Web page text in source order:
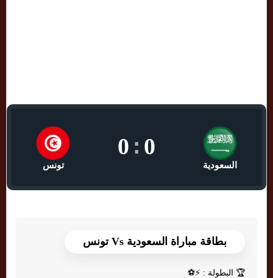
السعودية
0
:
0
تونس
بطاقة مباراة السعودية Vs تونس
🏆 البطولة : ⚡⚽